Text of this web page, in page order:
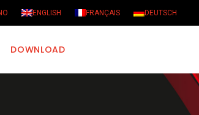
ENGLISH FRANÇAIS DEUTSCH
DOWNLOAD